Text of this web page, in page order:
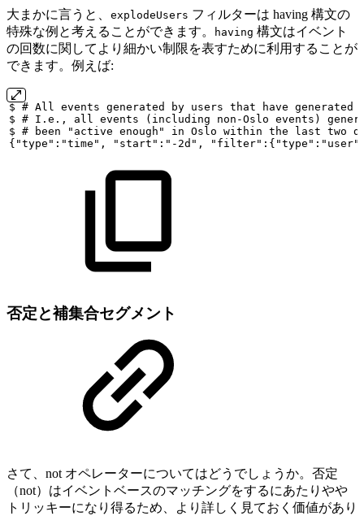
大まかに言うと、 explodeUsers フィルターは having 構文の
特殊な例と考えることができます。
having 構文はイベント
の回数に関してより細かい制限を表すために利用することが
できます。例えば:
$ # All events generated by users that have generated
$ # I.e., all events (including non-Oslo events)
$ # been "active enough" in Oslo within the last two
{"type":"time",
"start":"-2d",
否定と補集合セグメント
さて、not オペレーターについてはどうでしょうか。否定
（not）はイベントベースのマッチングをするにあたりやや
トリッキーになり得るため、より詳しく見ておく価値があり